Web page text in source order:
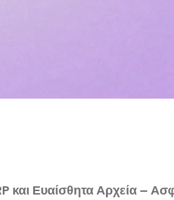
και Ευαίσθητα Αρχεία –